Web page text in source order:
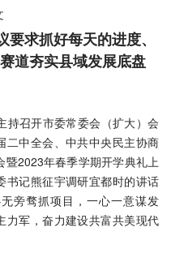
求抓好每天的进度、
道夯实县域发展底盘
持召开市委常委会（扩大）会
二中全会、中共中央民主协商
2023年春季学期开学典礼上
书记熊征宇调研宜都时的讲话
旁骛抓项目，一心一意谋发
力军，奋力建设共富共美现代